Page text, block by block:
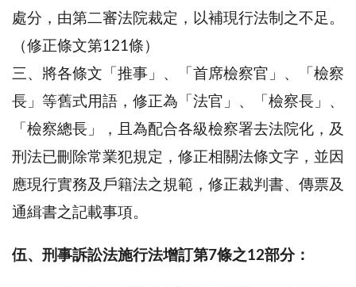
處分，由第二審法院裁定，以補現行法制之不足。
（修正條文第121條）
三、將各條文「推事」、「首席檢察官」、「檢察
長」等舊式用語，修正為「法官」、「檢察長」、
「檢察總長」，且為配合各級檢察署去法院化，及
刑法已刪除常業犯規定，修正相關法條文字，並因
應現行實務及戶籍法之規範，修正裁判書、傳票及
通緝書之記載事項。
伍、刑事訴訟法施行法增訂第7條之12部分：